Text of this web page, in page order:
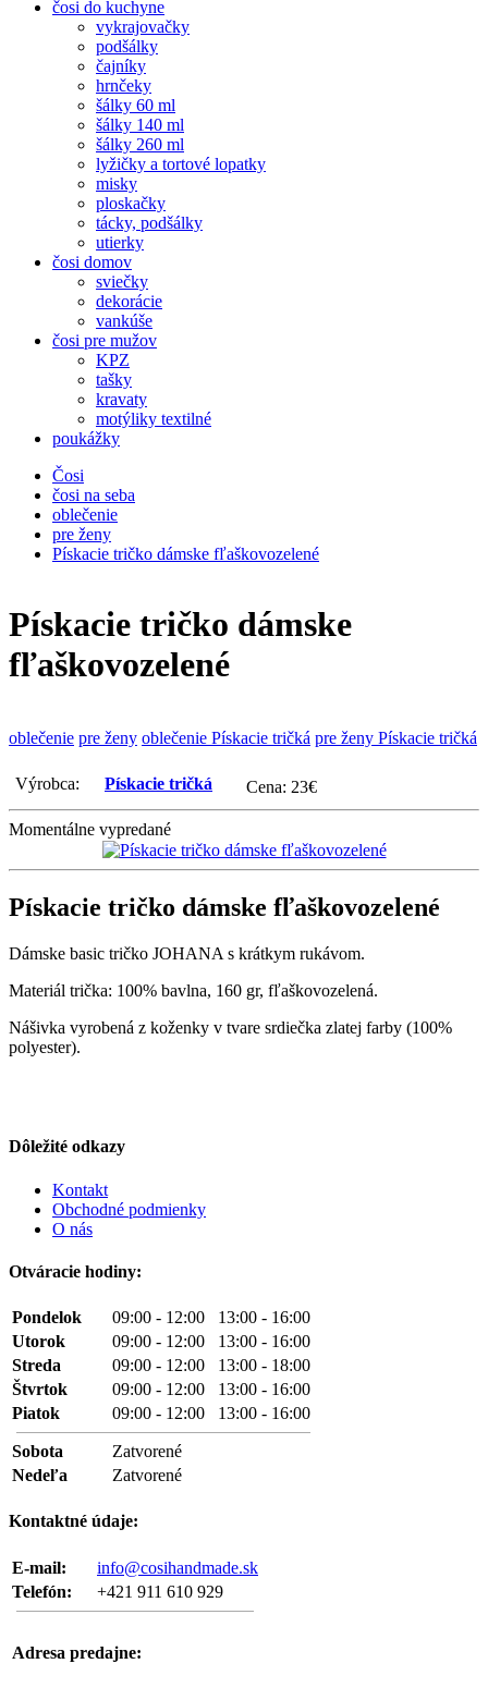
čosi do kuchyne
vykrajovačky
podšálky
čajníky
hrnčeky
šálky 60 ml
šálky 140 ml
šálky 260 ml
lyžičky a tortové lopatky
misky
ploskačky
tácky, podšálky
utierky
čosi domov
sviečky
dekorácie
vankúše
čosi pre mužov
KPZ
tašky
kravaty
motýliky textilné
poukážky
Čosi
čosi na seba
oblečenie
pre ženy
Pískacie tričko dámske fľaškovozelené
Pískacie tričko dámske
fľaškovozelené
oblečenie pre ženy oblečenie Pískacie tričká pre ženy Pískacie tričká
Výrobca: Pískacie tričká Cena: 23€
Momentálne vypredané
Pískacie tričko dámske fľaškovozelené
Dámske basic tričko JOHANA s krátkym rukávom.
Materiál trička: 100% bavlna, 160 gr, fľaškovozelená.
Nášivka vyrobená z koženky v tvare srdiečka zlatej farby (100%
polyester).
Dôležité odkazy
Kontakt
Obchodné podmienky
O nás
Otváracie hodiny:
Pondelok
09:00 - 12:00 13:00 - 16:00
Utorok
09:00 - 12:00 13:00 - 16:00
Streda
09:00 - 12:00 13:00 - 18:00
Štvrtok
09:00 - 12:00 13:00 - 16:00
Piatok
09:00 - 12:00 13:00 - 16:00
Sobota
Zatvorené
Nedeľa
Zatvorené
Kontaktné údaje:
E-mail:
info@cosihandmade.sk
Telefón:
+421 911 610 929
Adresa predajne: